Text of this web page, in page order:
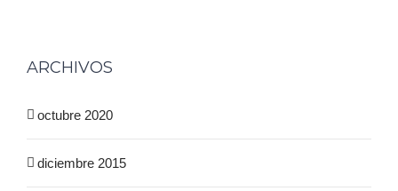
ARCHIVOS
octubre 2020
diciembre 2015